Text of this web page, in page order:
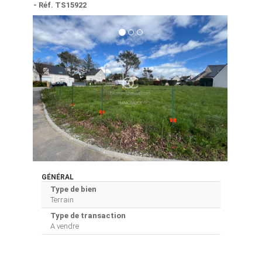
- Réf. TS15922
GÉNÉRAL
Type de bien
Terrain
Type de transaction
A vendre